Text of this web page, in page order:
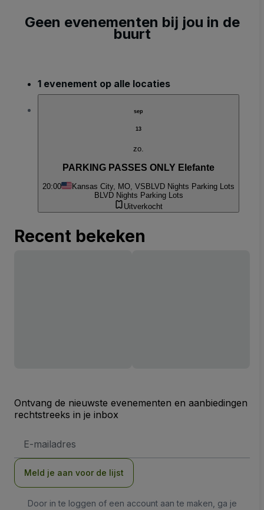
Geen evenementen bij jou in de
buurt
1 evenement op alle locaties
sep
13
zo.
PARKING PASSES ONLY Elefante
20:00 Kansas City, MO, VS BLVD Nights Parking Lots
BLVD Nights Parking Lots
Uitverkocht
Recent bekeken
Ontvang de nieuwste evenementen en aanbiedingen
rechtstreeks in je inbox
mailadres
Meld je aan voor de lijst
Door in te loggen of een account aan te maken, ga je